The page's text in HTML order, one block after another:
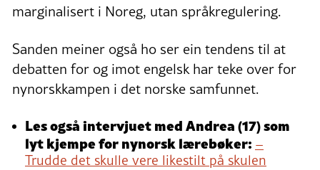
marginalisert i Noreg, utan språkregulering.
Sanden meiner også ho ser ein tendens til at
debatten for og imot engelsk har teke over for
nynorskkampen i det norske samfunnet.
Les også intervjuet med Andrea (17) som
lyt kjempe for nynorsk lærebøker: –
Trudde det skulle vere likestilt på skulen